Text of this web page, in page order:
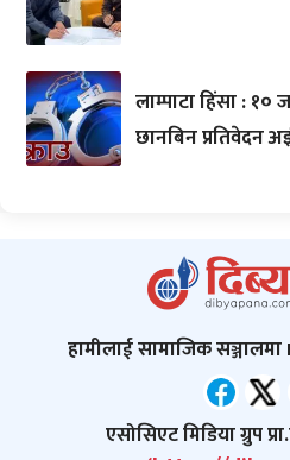
लाम्पाटा हिंसा : १०
छानबिन प्रतिवेदन
हामीलाई सामाजिक
एसोसिएट मिडिया ग्रुप